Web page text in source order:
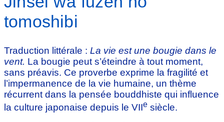
tomoshibi
Traduction littérale : La vie est une bougie dans le
vent. La bougie peut s’éteindre à tout moment,
sans préavis. Ce proverbe exprime la fragilité et
l’impermanence de la vie humaine, un thème
récurrent dans la pensée bouddhiste qui influence
la culture japonaise depuis le VIIe siècle.